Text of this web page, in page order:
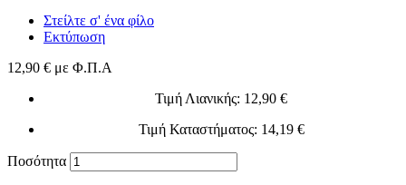
Στείλτε σ' ένα φίλο
Εκτύπωση
12,90 € με Φ.Π.Α
Τιμή Λιανικής: 12,90 €
Τιμή Καταστήματος: 14,19 €
Ποσότητα